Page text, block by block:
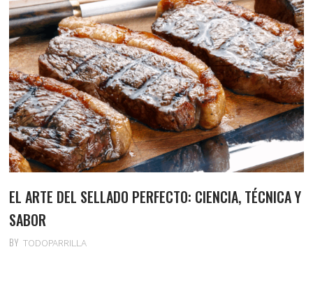
EL ARTE DEL SELLADO PERFECTO: CIENCIA, TÉCNICA Y
SABOR
BY TODOPARRILLA